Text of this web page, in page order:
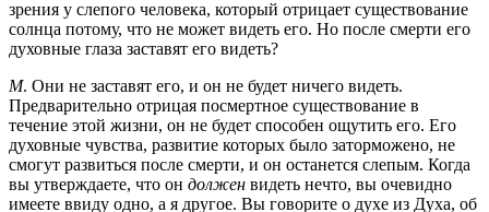
зрения у слепого человека, который отрицает существование
солнца потому, что не может видеть его. Но после смерти его
духовные глаза заставят его видеть?
М. Они не заставят его, и он не будет ничего видеть.
Предварительно отрицая посмертное существование в
течение этой жизни, он не будет способен ощутить его. Его
духовные чувства, развитие которых было заторможено, не
смогут развиться после смерти, и он останется слепым. Когда
вы утверждаете, что он должен видеть нечто, вы очевидно
имеете ввиду одно, а я другое. Вы говорите о духе из Духа, об